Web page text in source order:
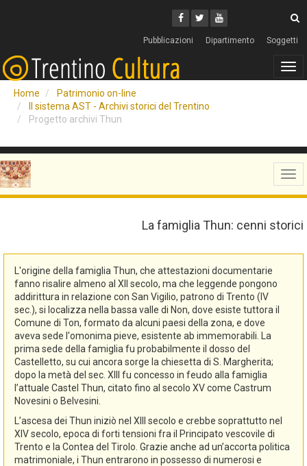
Facebook
Twitter
Youtube
Pubblicazioni Dipartimento Soggetti
Home
Patrimonio on-line
Il sistema AST - Archivi storici del Trentino
Progetto archivi Thun
La famiglia Thun: cenni storici
L'origine della famiglia Thun, che attestazioni documentarie
fanno risalire almeno al XII secolo, ma che leggende pongono
addirittura in relazione con San Vigilio, patrono di Trento (IV
sec.), si localizza nella bassa valle di Non, dove esiste tuttora il
Comune di Ton, formato da alcuni paesi della zona, e dove
aveva sede l'omonima pieve, esistente ab immemorabili. La
prima sede della famiglia fu probabilmente il dosso del
Castelletto, su cui ancora sorge la chiesetta di S. Margherita;
dopo la metà del sec. XIII fu concesso in feudo alla famiglia
l’attuale Castel Thun, citato fino al secolo XV come Castrum
Novesini o Belvesini.
L’ascesa dei Thun iniziò nel XIII secolo e crebbe soprattutto nel
XIV secolo, epoca di forti tensioni fra il Principato vescovile di
Trento e la Contea del Tirolo. Grazie anche ad un’accorta politica
matrimoniale, i Thun entrarono in possesso di numerosi e